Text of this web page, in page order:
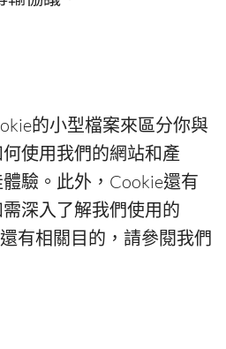
的小型檔案來區分你與
使用我們的網站和產
驗。此外，Cookie還有
深入了解我們使用的
有相關目的，請參閱我們